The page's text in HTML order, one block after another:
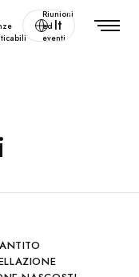
Riunioni
ed
eventi
It